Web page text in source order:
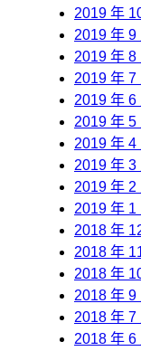
2019 年
2019 年 9
2019 年 8
2019 年 7
2019 年 6
2019 年 5
2019 年 4
2019 年 3
2019 年 2
2019 年 1
2018 年
2018 年
2018 年
2018 年 9
2018 年 7
2018 年 6